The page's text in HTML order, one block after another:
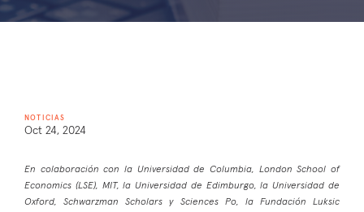
NOTICIAS
Oct 24, 2024
En colaboración con la Universidad de Columbia, London School of
Economics (LSE), MIT, la Universidad de Edimburgo, la Universidad de
Oxford, Schwarzman Scholars y Sciences Po, la Fundación Luksic